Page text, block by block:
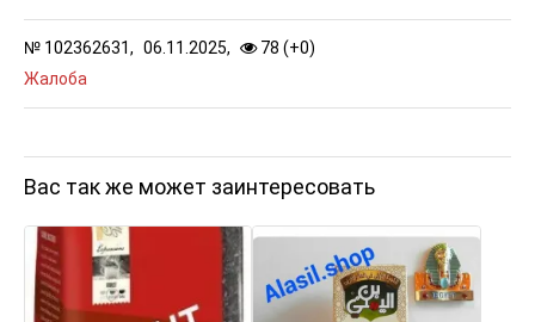
№ 102362631, 06.11.2025, 78 (+0)
Жалоба
Вас так же может заинтересовать